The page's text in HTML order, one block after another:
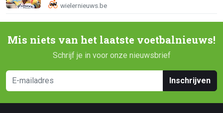
Mis niets van het laatste voetbalnieuws!
Schrijf je in voor onze nieuwsbrief
Inschrijven